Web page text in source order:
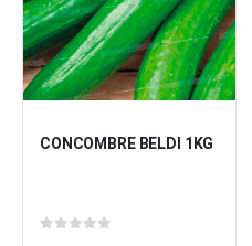
CONCOMBRE BELDI 1KG